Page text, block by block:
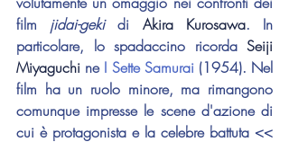
film jidai-geki di Akira Kurosawa. In
particolare, lo spadaccino ricorda Seiji
Miyaguchi ne I Sette Samurai (1954). Nel
film ha un ruolo minore, ma rimangono
comunque impresse le scene d'azione di